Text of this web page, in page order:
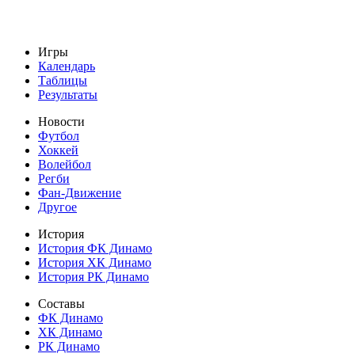
Игры
Календарь
Таблицы
Результаты
Новости
Футбол
Хоккей
Волейбол
Регби
Фан-Движение
Другое
История
История ФК Динамо
История ХК Динамо
История РК Динамо
Составы
ФК Динамо
ХК Динамо
РК Динамо